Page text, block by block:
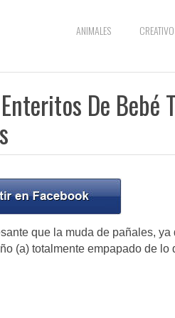
ANIMALES CREATIVO
De Bebé
que la muda de pañales, ya
(a) totalmente empapado de lo